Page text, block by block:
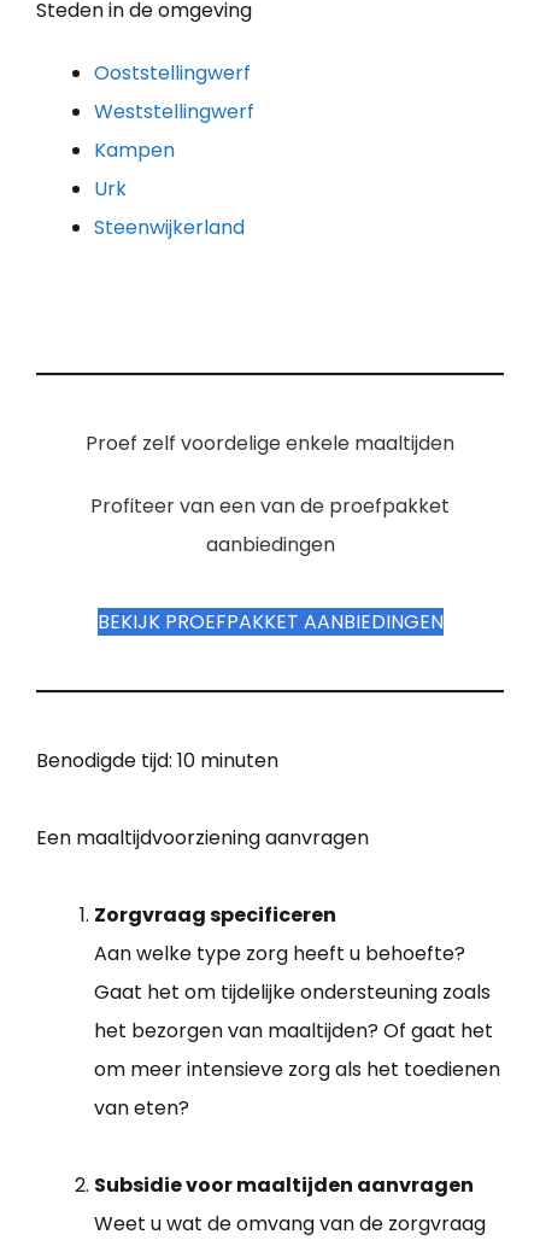
Steden in de omgeving
Ooststellingwerf
Weststellingwerf
Kampen
Urk
Steenwijkerland
Proef zelf voordelige enkele maaltijden
Profiteer van een van de proefpakket
aanbiedingen
BEKIJK PROEFPAKKET AANBIEDINGEN
Benodigde tijd: 10 minuten
Een maaltijdvoorziening aanvragen
Zorgvraag specificeren
Aan welke type zorg heeft u behoefte?
Gaat het om tijdelijke ondersteuning zoals
het bezorgen van maaltijden? Of gaat het
om meer intensieve zorg als het toedienen
van eten?
Subsidie voor maaltijden aanvragen
Weet u wat de omvang van de zorgvraag